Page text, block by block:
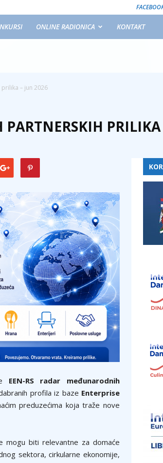
ONLINE RADIONICA KONTAKT
– jun 2026
EEN-RS radar međunarodnih
profila iz baze Enterprise
preduzećima koja traže nove
mogu biti relevantne za domaće
sektora, cirkularne ekonomije,